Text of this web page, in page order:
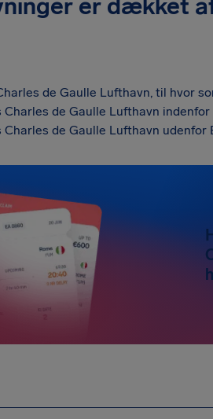
er dækket
de Gaulle Lufthavn, til hvor
de Gaulle Lufthavn indenfor
de Gaulle Lufthavn udenfor